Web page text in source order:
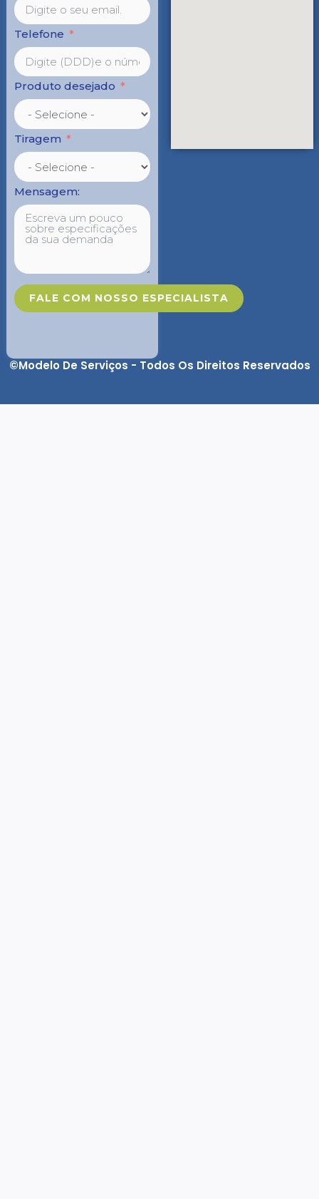
Telefone
Produto desejado
Tiragem
Mensagem:
FALE COM NOSSO ESPECIALISTA
©Modelo De Serviços - Todos Os Direitos Reservados